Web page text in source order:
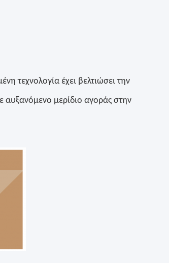
τεχνολογία έχει βελτιώσει την
αυξανόμενο μερίδιο αγοράς στην